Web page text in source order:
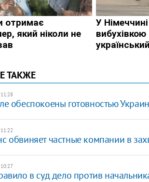
ТАКЖЕ
обеспокоены готовностью
обвиняет частные компании в
в суд дело против